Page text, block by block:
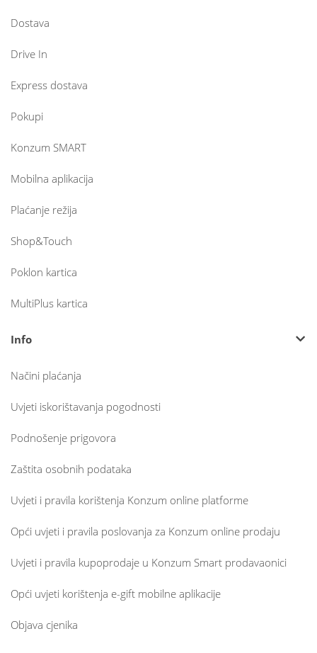
Dostava
Drive In
Express dostava
Pokupi
Konzum SMART
Mobilna aplikacija
Plaćanje režija
Shop&Touch
Poklon kartica
MultiPlus kartica
Info
Načini plaćanja
Uvjeti iskorištavanja pogodnosti
Podnošenje prigovora
Zaštita osobnih podataka
Uvjeti i pravila korištenja Konzum online platforme
Opći uvjeti i pravila poslovanja za Konzum online prodaju
Uvjeti i pravila kupoprodaje u Konzum Smart prodavaonici
Opći uvjeti korištenja e-gift mobilne aplikacije
Objava cjenika